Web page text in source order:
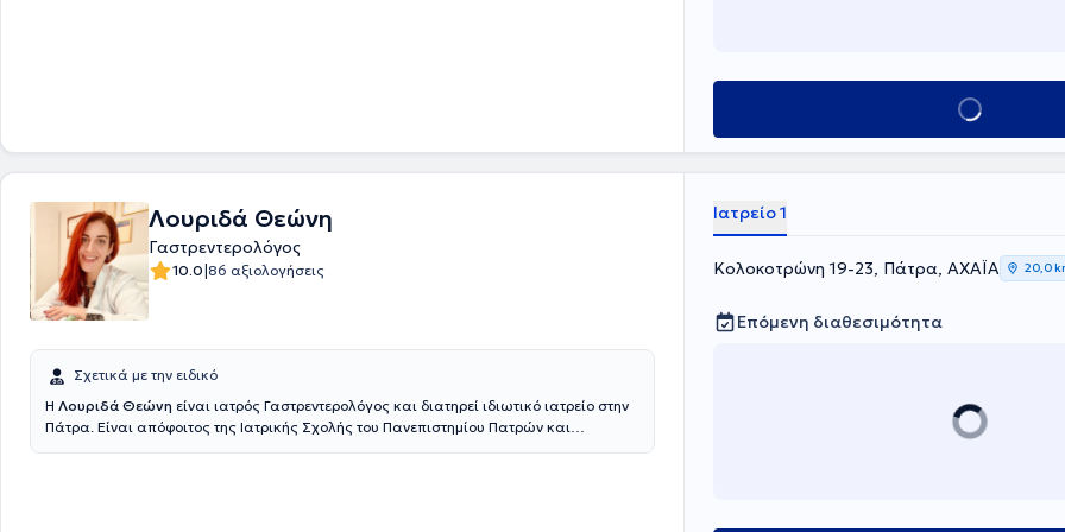
Κλείσε ραντεβού
Λουριδά Θεώνη
Γαστρεντερολόγος
10.0|86 αξιολογήσεις
Σχετικά με την ειδικό
Η Λουριδά Θεώνη είναι ιατρός Γαστρεντερολόγος και διατηρεί ιδιωτικό ιατρείο στην
Πάτρα. Είναι απόφοιτος της Ιατρικής Σχολής του Πανεπιστημίου Πατρών και
Ιατρείο 1
Κολοκοτρώνη 19-23, Πάτρα, ΑΧΑΪΑ 20,0
Επόμενη διαθεσιμότητα